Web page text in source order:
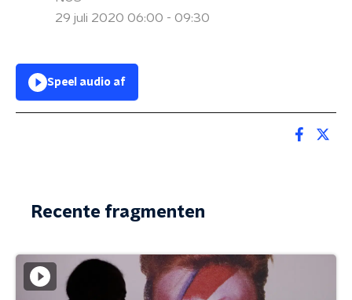
29 juli 2020 06:00 - 09:30
Speel audio af
Recente fragmenten